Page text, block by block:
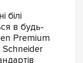
білі
в будь-
Premium
Schneider